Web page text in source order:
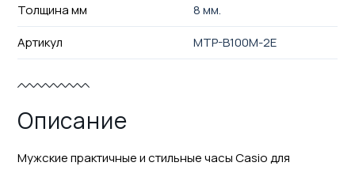
Толщина мм
8 мм.
Артикул
MTP-B100M-2E
Описание
Мужские практичные и стильные часы Casio для